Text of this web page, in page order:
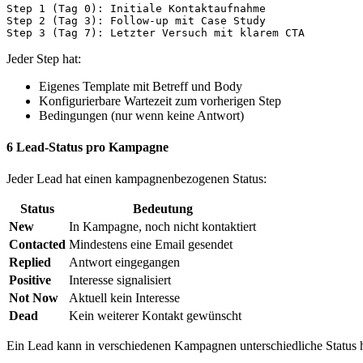
Step 1 (Tag 0): Initiale Kontaktaufnahme
Step 2 (Tag 3): Follow-up mit Case Study
Jeder Step hat:
Eigenes Template mit Betreff und Body
Konfigurierbare Wartezeit zum vorherigen Step
Bedingungen (nur wenn keine Antwort)
6 Lead-Status pro Kampagne
Jeder Lead hat einen kampagnenbezogenen Status:
Status
Bedeutung
New
In Kampagne, noch nicht kontaktiert
Contacted Mindestens eine Email gesendet
Replied
Antwort eingegangen
Positive
Interesse signalisiert
Not Now
Aktuell kein Interesse
Dead
Kein weiterer Kontakt gewünscht
Ein Lead kann in verschiedenen Kampagnen unterschiedliche Status